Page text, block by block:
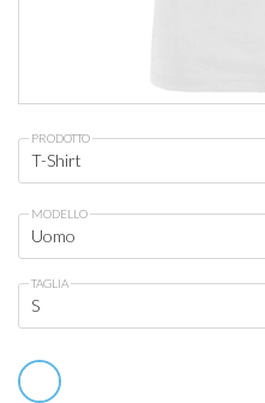
PRODOTTO
MODELLO
TAGLIA